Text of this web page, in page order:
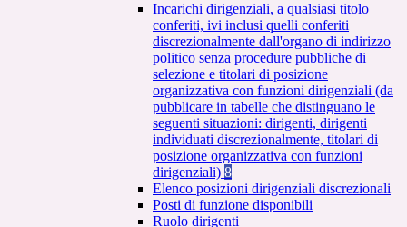
Incarichi dirigenziali, a qualsiasi titolo
conferiti, ivi inclusi quelli conferiti
discrezionalmente dall'organo di indirizzo
politico senza procedure pubbliche di
selezione e titolari di posizione
organizzativa con funzioni dirigenziali (da
pubblicare in tabelle che distinguano le
seguenti situazioni: dirigenti, dirigenti
individuati discrezionalmente, titolari di
posizione organizzativa con funzioni
dirigenziali) 8
Elenco posizioni dirigenziali discrezionali
Posti di funzione disponibili
Ruolo dirigenti